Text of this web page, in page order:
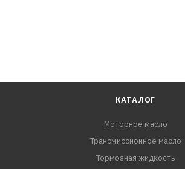
КАТАЛОГ
Моторное масло
Трансмиссионное масло
Тормозная жидкость